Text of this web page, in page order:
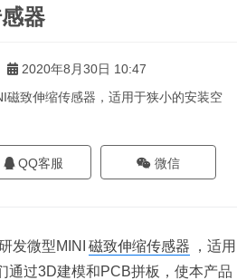
器
2020年8月30日 10:47
磁致伸缩传感器，适用于狭小的安装空
QQ客服 微信
微型MINI 磁致伸缩传感器
，适用
通过3D建模和PCB拼板，使本产品